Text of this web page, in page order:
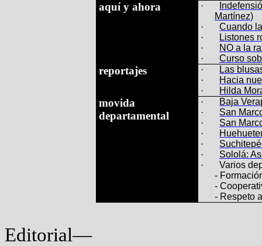
aquí y ahora ·
Martínez)
·
Cuando
·
Listones
·
NO a la
·
Curso
reportajes ·
Las
·
Hacia
·
Hilda
movida
departamental
·
Baja
·
San
·
San
·
·
·
Sololá:
·
Varios
-
-
- Respeto
Editorial—